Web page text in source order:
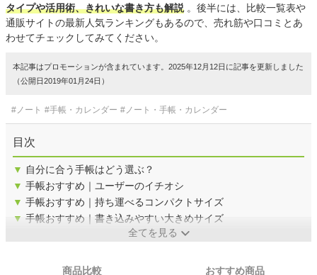
タイプや活用術、きれいな書き方も解説 。後半には、比較一覧表や
通販サイトの最新人気ランキングもあるので、売れ筋や口コミとあ
わせてチェックしてみてください。
本記事はプロモーションが含まれています。2025年12月12日に記事を更新しました
（公開日2019年01月24日）
#ノート #手帳・カレンダー #ノート・手帳・カレンダー
目次
▼ 自分に合う手帳はどう選ぶ？
▼ 手帳おすすめ｜ユーザーのイチオシ
▼ 手帳おすすめ｜持ち運べるコンパクトサイズ
▼ 手帳おすすめ｜書き込みやすい大きめサイズ
全てを見る
商品比較 おすすめ商品